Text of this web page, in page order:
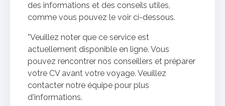
des informations et des conseils utiles,
comme vous pouvez le voir ci-dessous.
*Veuillez noter que ce service est
actuellement disponible en ligne. Vous
pouvez rencontrer nos conseillers et préparer
votre CV avant votre voyage. Veuillez
contacter notre équipe pour plus
d'informations.